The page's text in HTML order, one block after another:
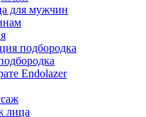
для мужчин
подбородка
Endolazer
лица